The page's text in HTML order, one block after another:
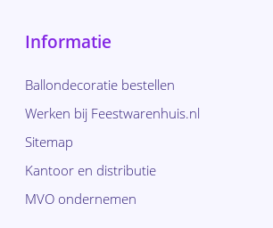
Informatie
Ballondecoratie bestellen
Werken bij Feestwarenhuis.nl
Sitemap
Kantoor en distributie
MVO ondernemen